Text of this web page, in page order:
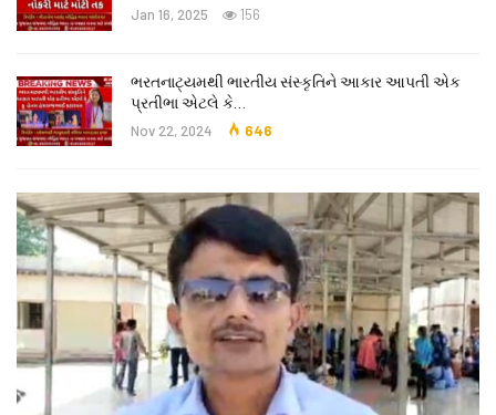
Jan 16, 2025 156
ભરતનાટ્યમથી ભારતીય સંસ્કૃતિને આકાર આપતી એક
પ્રતીભા એટલે કે‌…
Nov 22, 2024 646